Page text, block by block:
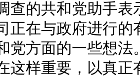
查的共和党助手
正在与政府进行
党方面的一些想
这样重要，以真